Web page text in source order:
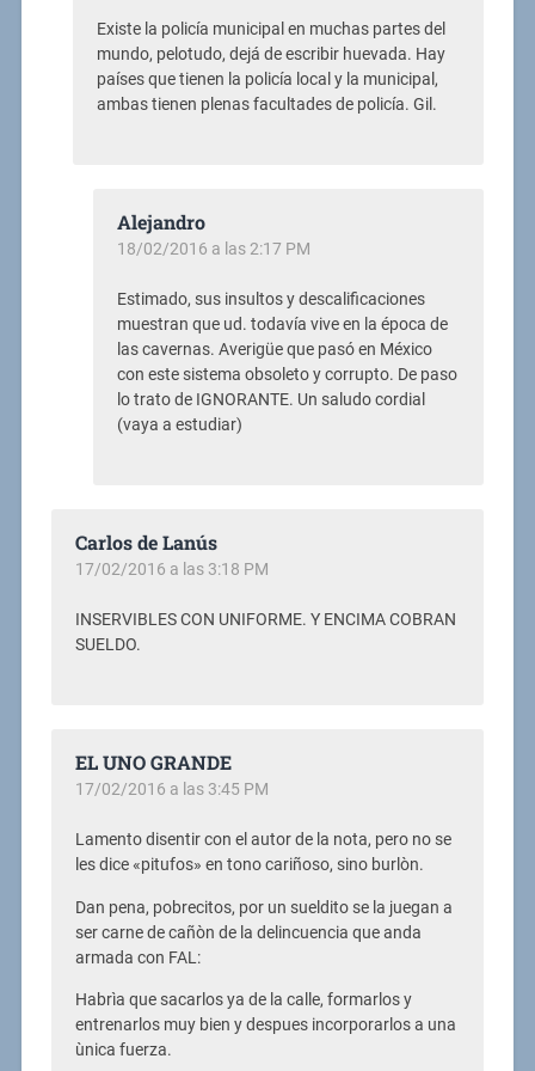
Existe la policía municipal en muchas partes del
mundo, pelotudo, dejá de escribir huevada. Hay
países que tienen la policía local y la municipal,
ambas tienen plenas facultades de policía. Gil.
Alejandro
18/02/2016 a las 2:17 PM
Estimado, sus insultos y descalificaciones
muestran que ud. todavía vive en la época de
las cavernas. Averigüe que pasó en México
con este sistema obsoleto y corrupto. De paso
lo trato de IGNORANTE. Un saludo cordial
(vaya a estudiar)
Carlos de Lanús
17/02/2016 a las 3:18 PM
INSERVIBLES CON UNIFORME. Y ENCIMA COBRAN
SUELDO.
EL UNO GRANDE
17/02/2016 a las 3:45 PM
Lamento disentir con el autor de la nota, pero no se
les dice «pitufos» en tono cariñoso, sino burlòn.
Dan pena, pobrecitos, por un sueldito se la juegan a
ser carne de cañòn de la delincuencia que anda
armada con FAL:
Habrìa que sacarlos ya de la calle, formarlos y
entrenarlos muy bien y despues incorporarlos a una
ùnica fuerza.